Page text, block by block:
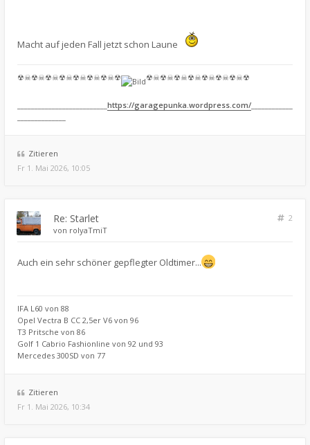
Macht auf jeden Fall jetzt schon Laune
☢☠☢☠☢☠☢☠☢☠☢☠☢☠☢ ☢☠☢☠☢☠☢☠☢☠☢☠☢☠☢
https://garagepunka.wordpress.com/
Zitieren
Fr 1. Mai 2026, 10:05
Re: Starlet
2
von rolyaTmiT
Auch ein sehr schöner gepflegter Oldtimer...
IFA L60 von 88
Opel Vectra B CC 2,5er V6 von 96
T3 Pritsche von 86
Golf 1 Cabrio Fashionline von 92 und 93
Mercedes 300SD von 77
Zitieren
Fr 1. Mai 2026, 10:34